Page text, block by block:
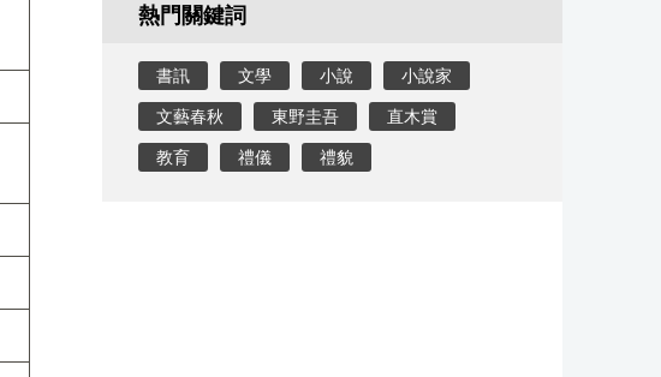
熱門關鍵詞
書訊 文學 小說 小說家
文藝春秋 東野圭吾 直木賞
教育 禮儀 禮貌